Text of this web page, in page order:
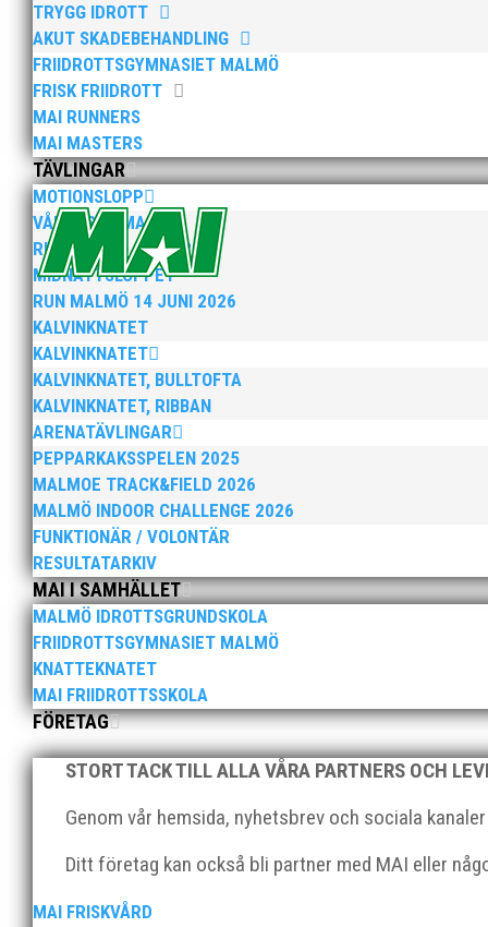
TRYGG IDROTT
AKUT SKADEBEHANDLING
FRIIDROTTSGYMNASIET MALMÖ
FRISK FRIIDROTT
MAI RUNNERS
MAI MASTERS
TÄVLINGAR
MOTIONSLOPP
VÅRRUSET MALMÖ
RUN MALMÖ 10K & 21K
MIDNATTSLOPPET
RUN MALMÖ 14 JUNI 2026
KALVINKNATET
KALVINKNATET
KALVINKNATET, BULLTOFTA
KALVINKNATET, RIBBAN
ARENATÄVLINGAR
PEPPARKAKSSPELEN 2025
MALMOE TRACK&FIELD 2026
MALMÖ INDOOR CHALLENGE 2026
FUNKTIONÄR / VOLONTÄR
RESULTATARKIV
MAI I SAMHÄLLET
MALMÖ IDROTTSGRUNDSKOLA
FRIIDROTTSGYMNASIET MALMÖ
KNATTEKNATET
MAI FRIIDROTTSSKOLA
FÖRETAG
STORT TACK TILL ALLA VÅRA PARTNERS OCH
Genom vår hemsida, nyhetsbrev och sociala
Ditt företag kan också bli partner med MAI eller
MAI FRISKVÅRD
Efter att årsmötet avslutats följde en kväll med
möjliggjorde och generöst finansierade denna del av
2025 innebar något av ett internationellt genombrott
elva på VM ute i somras. Och en stark tro på
När Friidrottssverige samlades för fest gick en av
och bland annat fanns ordförande Fredrik Wennolf
Som traditionen bjuder så var vi ett helt gäng löpare
runt Pildammsparken (2,7 km respektive 5,4
Klubbchef – Malmö Allmänna Idrottsförening (MAI)